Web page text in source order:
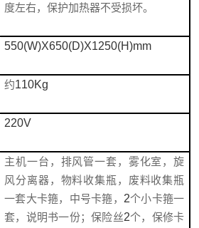
度左右，保护加热器不受损坏。
550(W)X650(D)X1250(H)mm
约110Kg
220V
主机一台，排风管一套，雾化室，旋
风分离器，物料收集瓶，废料收集瓶
一套大卡箍，中号卡箍， 2个小卡箍一
套，说明书一份；保险丝2个，保修卡